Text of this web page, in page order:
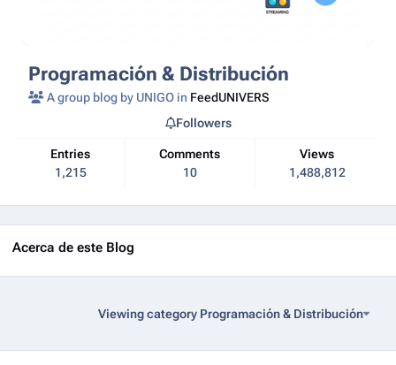
Programación & Distribución
A group blog by UNIGO in FeedUNIVERS
Entries
1,215
Comments
10
Views
1,488,812
Followers
Acerca de este Blog
Viewing category Programación & Distribución